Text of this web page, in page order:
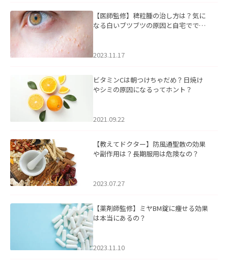
【医師監修】稗粒腫の治し方は？気に
なる白いブツブツの原因と自宅ででき
2023.11.17
ビタミンCは朝つけちゃだめ？日焼け
やシミの原因になるってホント？
2021.09.22
【教えてドクター】防風通聖散の効果
や副作用は？長期服用は危険なの？
2023.07.27
【薬剤師監修】ミヤBM錠に痩せる効果
は本当にあるの？
2023.11.10